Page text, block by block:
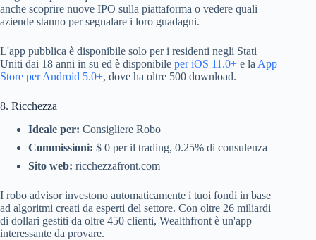
anche scoprire nuove IPO sulla piattaforma o vedere quali
aziende stanno per segnalare i loro guadagni.
L'app pubblica è disponibile solo per i residenti negli Stati
Uniti dai 18 anni in su ed è disponibile per iOS 11.0+ e la App
Store per Android 5.0+, dove ha oltre 500 download.
8. Ricchezza
Ideale per: Consigliere Robo
Commissioni: $ 0 per il trading, 0.25% di consulenza
Sito web: ricchezzafront.com
I robo advisor investono automaticamente i tuoi fondi in base
ad algoritmi creati da esperti del settore. Con oltre 26 miliardi
di dollari gestiti da oltre 450 clienti, Wealthfront è un'app
interessante da provare.